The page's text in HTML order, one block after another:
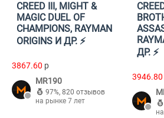
CREED III, MIGHT &
MAGIC DUEL OF
CHAMPIONS, RAYMAN
ORIGINS И ДР. ⚡️
3867.60 p
MR190
97%, 820 отзывов
на рынке 7 лет
ДР. ⚡️
3946.80